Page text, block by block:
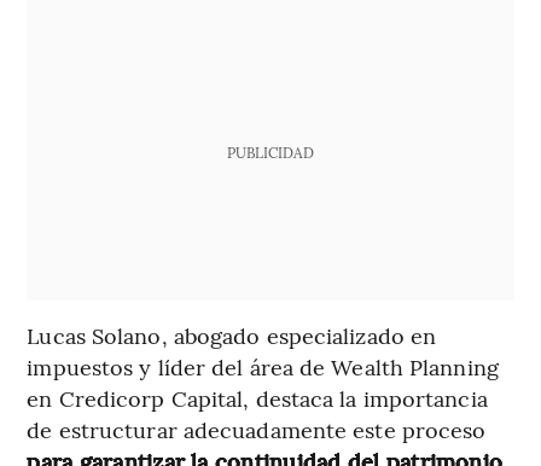
PUBLICIDAD
Lucas Solano, abogado especializado en
impuestos y líder del área de Wealth Planning
en Credicorp Capital, destaca la importancia
de estructurar adecuadamente este proceso